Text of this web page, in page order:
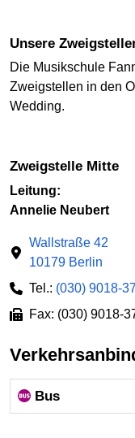
Unsere
Die Musikschule
Zweigstellen in den
Wedding.
Zweigstelle Mitte
Leitung:
Annelie Neubert
Wallstraße 42
10179 Berlin
Tel.: (030) 9018-
Fax: (030) 9018-
Bus